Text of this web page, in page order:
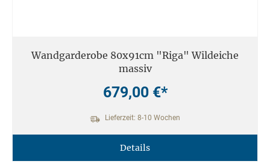
Wandgarderobe 80x91cm "Riga" Wildeiche
massiv
679,00 €*
Lieferzeit: 8-10 Wochen
Details